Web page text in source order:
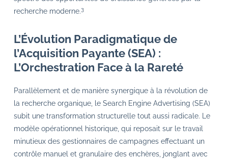
recherche moderne.3
L’Évolution Paradigmatique de
l’Acquisition Payante (SEA) :
L’Orchestration Face à la Rareté
Parallèlement et de manière synergique à la révolution de
la recherche organique, le Search Engine Advertising (SEA)
subit une transformation structurelle tout aussi radicale. Le
modèle opérationnel historique, qui reposait sur le travail
minutieux des gestionnaires de campagnes effectuant un
contrôle manuel et granulaire des enchères, jonglant avec